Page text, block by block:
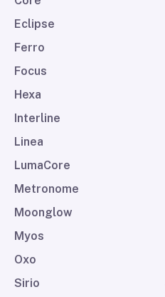
Eclipse
Ferro
Focus
Hexa
Interline
Linea
LumaCore
Metronome
Moonglow
Myos
Oxo
Sirio